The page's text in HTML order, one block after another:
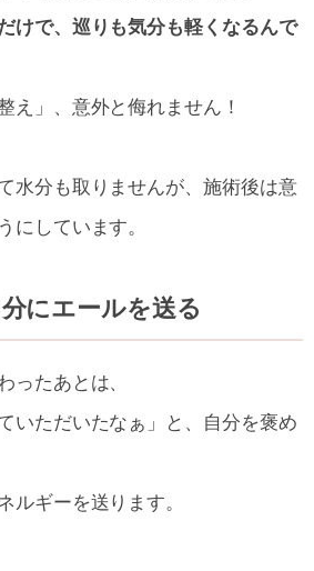
けで、巡りも気分も軽くなるんで
え」、意外と侮れません！
水分も取りませんが、施術後は意
にしています。
分にエールを送る
ったあとは、
いただいたなぁ」と、自分を褒め
ルギーを送ります。